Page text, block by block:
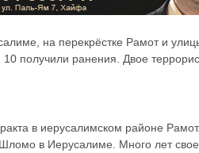
на перекрёстке Рамот и
получили ранения. Двое
в иерусалимском районе
в Иерусалиме. Много лет